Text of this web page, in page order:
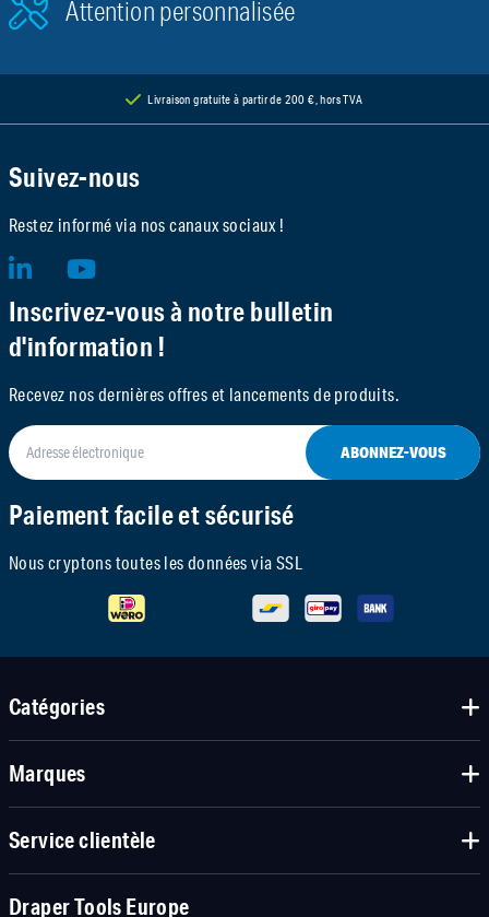
Attention personnalisée
Livraison gratuite à partir de 200 €, hors TVA
Suivez-nous
Restez informé via nos canaux sociaux !
Inscrivez-vous à notre bulletin
d'information !
Recevez nos dernières offres et lancements de produits.
ABONNEZ-VOUS
Paiement facile et sécurisé
Nous cryptons toutes les données via SSL
Catégories
Marques
Service clientèle
Draper Tools Europe